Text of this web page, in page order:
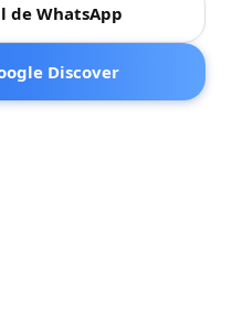
de WhatsApp
Discover